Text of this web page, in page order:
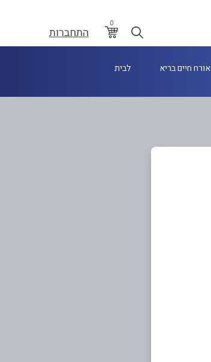
0
התחברות
אורח חיים בריא לבית